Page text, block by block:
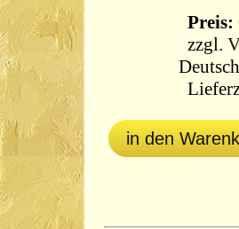
Preis:
zzgl.
in den